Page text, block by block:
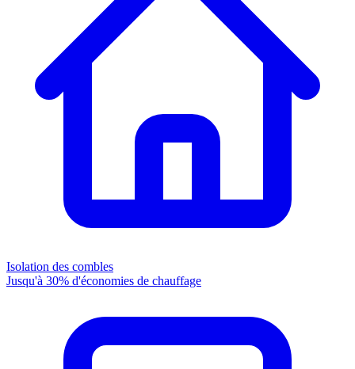
Isolation des combles
Jusqu'à 30% d'économies de chauffage